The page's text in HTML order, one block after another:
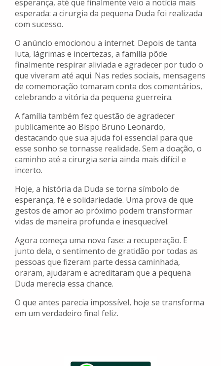
esperança, até que finalmente veio a notícia mais
esperada: a cirurgia da pequena Duda foi realizada
com sucesso.
O anúncio emocionou a internet. Depois de tanta
luta, lágrimas e incertezas, a família pôde
finalmente respirar aliviada e agradecer por tudo o
que viveram até aqui. Nas redes sociais, mensagens
de comemoração tomaram conta dos comentários,
celebrando a vitória da pequena guerreira.
A família também fez questão de agradecer
publicamente ao Bispo Bruno Leonardo,
destacando que sua ajuda foi essencial para que
esse sonho se tornasse realidade. Sem a doação, o
caminho até a cirurgia seria ainda mais difícil e
incerto.
Hoje, a história da Duda se torna símbolo de
esperança, fé e solidariedade. Uma prova de que
gestos de amor ao próximo podem transformar
vidas de maneira profunda e inesquecível.
Agora começa uma nova fase: a recuperação. E
junto dela, o sentimento de gratidão por todas as
pessoas que fizeram parte dessa caminhada,
oraram, ajudaram e acreditaram que a pequena
Duda merecia essa chance.
O que antes parecia impossível, hoje se transforma
em um verdadeiro final feliz.